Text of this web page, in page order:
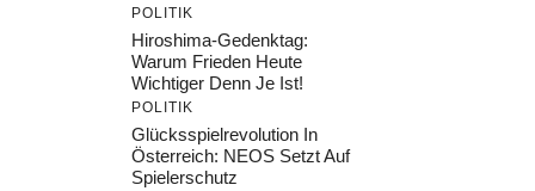
POLITIK
Hiroshima-Gedenktag:
Warum Frieden Heute
Wichtiger Denn Je Ist!
POLITIK
Glücksspielrevolution In
Österreich: NEOS Setzt Auf
Spielerschutz